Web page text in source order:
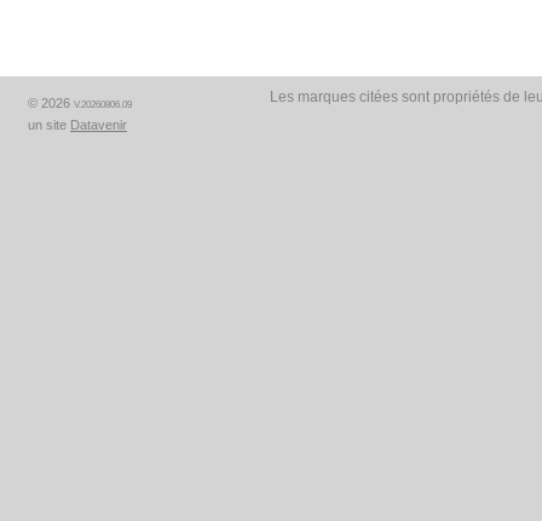
© 2026 V.20260806.09
un site Datavenir
Les marques citées sont propriétés de